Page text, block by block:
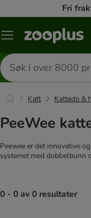
Fri
Katalogmeny
Søk
etter
produkter
Katt Kattedo &
PeeWee
Peewee er det innovative
systemet med dobbelbunn
0 - 0 av 0 resultater